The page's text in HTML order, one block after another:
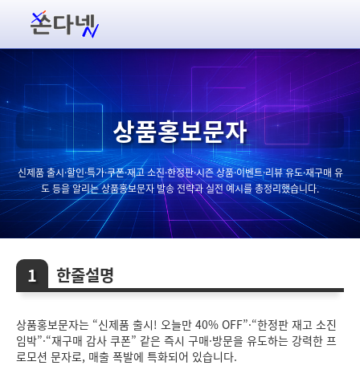
상품홍보문자
신제품 출시·할인·특가·쿠폰·재고 소진·한정판·시즌 상품·이벤트·리뷰 유도·재구매 유
도 등을 알리는 상품홍보문자 발송 전략과 실전 예시를 총정리했습니다.
한줄설명
상품홍보문자는 “신제품 출시! 오늘만 40% OFF”·“한정판 재고 소진
임박”·“재구매 감사 쿠폰” 같은 즉시 구매·방문을 유도하는 강력한 프
로모션 문자로, 매출 폭발에 특화되어 있습니다.